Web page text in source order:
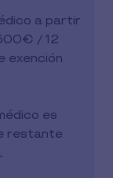
a partir
/ 12
exención
es
restante